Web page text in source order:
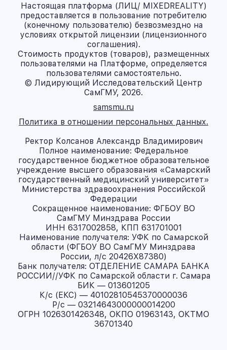
Настоящая платформа (ЛИЦ/ MIXEDREALITY)
предоставляется в пользование потребителю
(конечному пользователю) безвозмездно на
условиях открытой лицензии (лицензионного
соглашения).
Стоимость продуктов (товаров), размещенных
пользователями на Платформе, определяется
пользователями самостоятельно.
© Лидирующий Исследовательский Центр
СамГМУ, 2026.
samsmu.ru
Политика в отношении персональных данных.
Ректор Колсанов Александр Владимирович
Полное наименование: Федеральное
государственное бюджетное образовательное
учреждение высшего образования «Самарский
государственный медицинский университет»
Министерства здравоохранения Российской
Федерации
Сокращенное наименование: ФГБОУ ВО
СамГМУ Минздрава России
ИНН 6317002858, КПП 631701001
Наименование получателя: УФК по Самарской
области (ФГБОУ ВО СамГМУ Минздрава
России, л/с 20426X87380)
Банк получателя: ОТДЕЛЕНИЕ САМАРА БАНКА
РОССИИ//УФК по Самарской области г. Самара
БИК — 013601205
К/с (ЕКС) — 40102810545370000036
Р/с — 03214643000000014200
ОГРН 1026301426348, ОКПО 01963143, ОКТМО
36701340